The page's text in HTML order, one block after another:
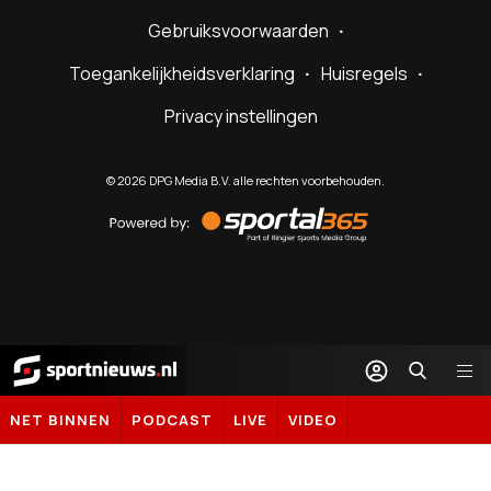
Gebruiksvoorwaarden
Toegankelijkheidsverklaring
Huisregels
Privacy instellingen
©2026 DPG Media B.V. alle rechten voorbehouden.
by
Sportal365
Sportnieuws.nl
NET BINNEN PODCAST LIVE VIDEO